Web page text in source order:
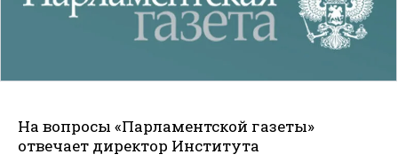
На вопросы «Парламентской газеты»
отвечает директор Института